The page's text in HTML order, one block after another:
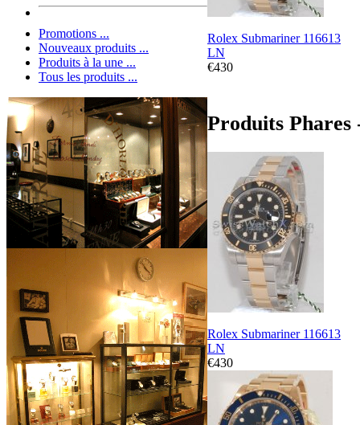
Promotions ...
Nouveaux produits ...
Produits à la une ...
Tous les produits ...
Rolex Submariner 116613
LN
€430
Produits Phares
Rolex Submariner 116613
LN
€430